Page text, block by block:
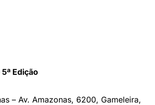
Edição
– Av. Amazonas, 6200, Gameleira,